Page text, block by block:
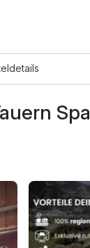
details
Spa